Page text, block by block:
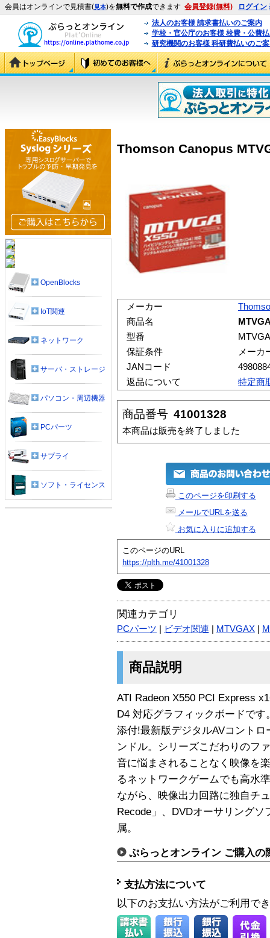
会員はオンラインで見積書(見本)を無料で作成できます 会員登録(無料) ログイン
法人のお客様 請求書払いのご案内
学校・官公庁のお客様 校費・公費
研究機関のお客様 科研費払いのご
Thomson Canopus
メーカー
商品名
型番
保証条件
メーカ
JANコード
返品について
特定商
商品番号 41001328
本商品は販売を終了しました
このページを印刷する
メールでURLを送る
お気に入りに追加する
このページのURL
https://plth.me/41001328
関連カテゴリ
PCパーツ ビデオ関連 MTVGAX
商品説明
ATI Radeon X550 PCI Express
D4 対応グラフィックボードで
添付!最新版デジタルAVコントロ
ンドル。シリーズこだわりのフ
音に悩まされることなく映像を
るネットワークゲームでも高水
ながら、映像出力回路に独自チ
Recode」、DVDオーサリング
属。
ぷらっとオンライン ご購入の
支払方法について
以下のお支払い方法がご利用で
OpenBlocks
IoT関連
ネットワーク
サーバ・ストレージ
パソコン・周辺機器
PCパーツ
サプライ
ソフト・ライセンス